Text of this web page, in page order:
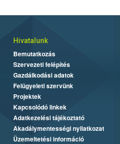
Hivatalunk
Bemutatkozás
Szervezeti felépítés
Gazdálkodási adatok
Felügyeleti szervünk
Projektek
Kapcsolódó linkek
Adatkezelési tájékoztató
Akadálymentességi nyilatkozat
Üzemeltetési információ